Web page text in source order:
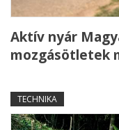
Aktív nyár
mozgásötletek
TECHNIKA